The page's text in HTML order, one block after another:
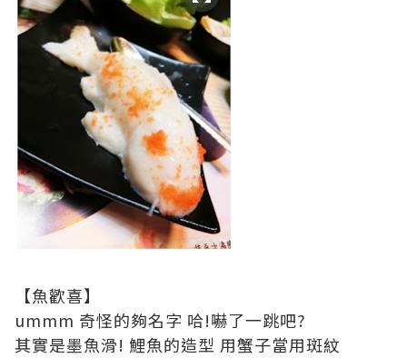
【魚歡喜】
ummm 奇怪的夠名字 哈!嚇了一跳吧?
其實是墨魚滑! 鯉魚的造型 用蟹子當用斑紋